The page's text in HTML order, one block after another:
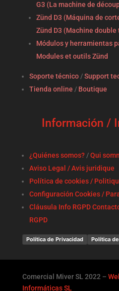
G3 (La machine de
Zünd D3 (Máquina de
Zünd D3 (Machine double
Módulos y herramientas
Modules et outils Zünd
Soporte técnico/Support
Tienda online / Boutique
Información /
¿Quiénes somos?/Qui
Aviso Legal / Avis juridique
Política de cookies /
Configuración Cookies /
Cláusula Info RGPD
RGPD
Política de Privacidad Política
Comercial Miver SL 2022 –
Informáticas SL